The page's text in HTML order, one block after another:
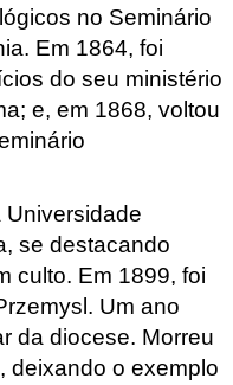
no Seminário
Em 1864, foi
do seu ministério
e, em 1868, voltou
Universidade
se destacando
culto. Em 1899, foi
. Um ano
da diocese. Morreu
deixando o exemplo